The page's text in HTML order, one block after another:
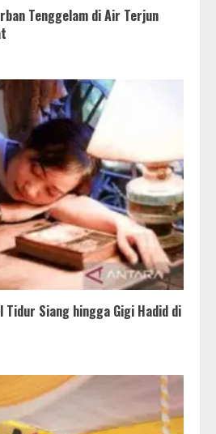
Tenggelam di Air Terjun
Tidur Siang hingga Gigi Hadid di